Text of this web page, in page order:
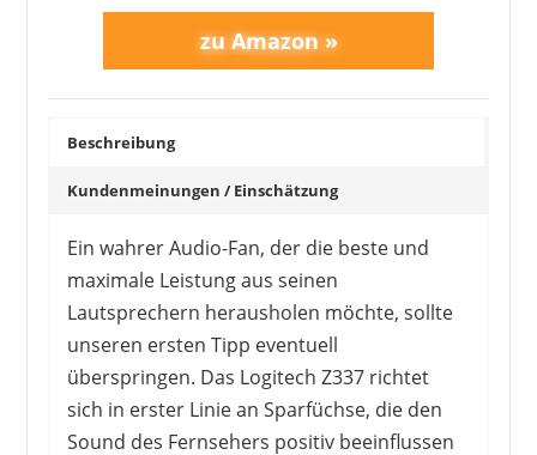
AUVISIO
26,99 €*
Beschreibung
Kundenmeinungen / Einschätzung
Ein wahrer Audio-Fan, der die beste und
maximale Leistung aus seinen
Lautsprechern herausholen möchte, sollte
unseren ersten Tipp eventuell
überspringen. Das Logitech Z337 richtet
sich in erster Linie an Sparfüchse, die den
Sound des Fernsehers positiv beeinflussen